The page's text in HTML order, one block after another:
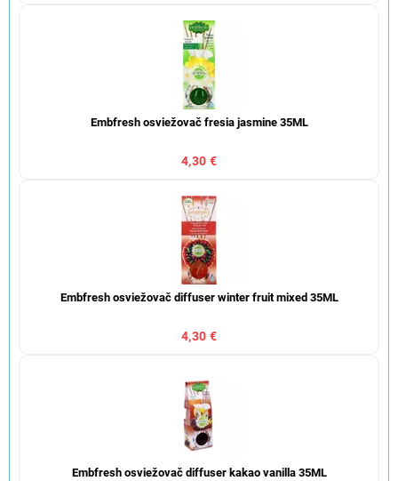
Embfresh osviežovač fresia jasmine 35ML
4,30 €
Embfresh osviežovač diffuser winter fruit mixed 35ML
4,30 €
Embfresh osviežovač diffuser kakao vanilla 35ML